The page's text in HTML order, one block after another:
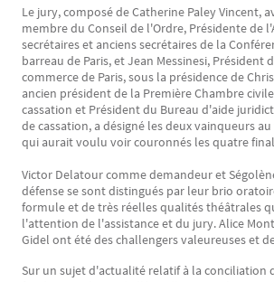
Texte
Le jury, composé de Catherine Paley Vincent,
membre du Conseil de l'Ordre, Présidente de
secrétaires et anciens secrétaires de la
barreau de Paris, et Jean Messinesi, Président
commerce de Paris, sous la présidence de
ancien président de la Première Chambre
cassation et Président du Bureau d'aide
de cassation, a désigné les deux vainqueurs
qui aurait voulu voir couronnés les quatre
Victor Delatour comme demandeur et
défense se sont distingués par leur brio
formule et de très réelles qualités théâtrales
l'attention de l'assistance et du jury. Alice
Gidel ont été des challengers valeureuses et
Sur un sujet d'actualité relatif à la conciliation